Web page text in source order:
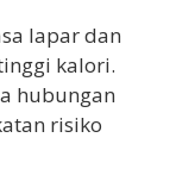
lapar dan
kalori.
hubungan
risiko